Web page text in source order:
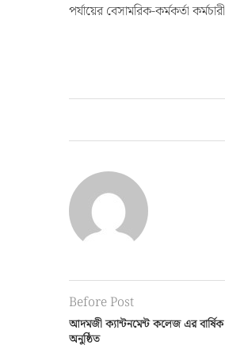
পর্যায়ের বেসামরিক-কর্মকর্তা
Before Post
আদমজী ক্যান্টনমেন্ট কলেজ এর বার্ষিক
অনুষ্ঠিত